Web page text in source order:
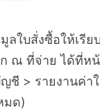
ลใบสั่งซื้อให้เรี
ณ ที่จ่าย ได้ที่หน้
ชี > รายงานค่า
มด)